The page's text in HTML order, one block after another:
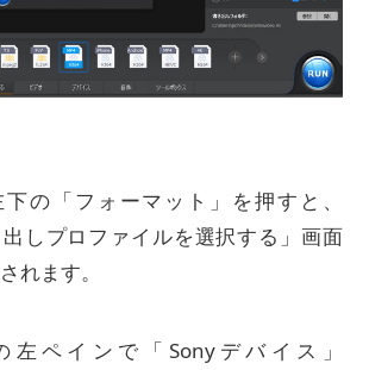
の「フォーマット」を押すと、
出しプロファイルを選択する」画面
れます。
左ペインで「Sonyデバイス」